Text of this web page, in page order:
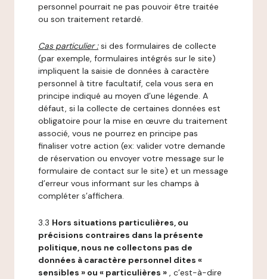
personnel pourrait ne pas pouvoir être traitée
ou son traitement retardé.
Cas particulier : si des formulaires de collecte
(par exemple, formulaires intégrés sur le site)
impliquent la saisie de données à caractère
personnel à titre facultatif, cela vous sera en
principe indiqué au moyen d’une légende. A
défaut, si la collecte de certaines données est
obligatoire pour la mise en œuvre du traitement
associé, vous ne pourrez en principe pas
finaliser votre action (ex: valider votre demande
de réservation ou envoyer votre message sur le
formulaire de contact sur le site) et un message
d’erreur vous informant sur les champs à
compléter s’affichera.
3.3 Hors situations particulières, ou
précisions contraires dans la présente
politique, nous ne collectons pas de
données à caractère personnel dites «
sensibles » ou « particulières » , c’est-à-dire